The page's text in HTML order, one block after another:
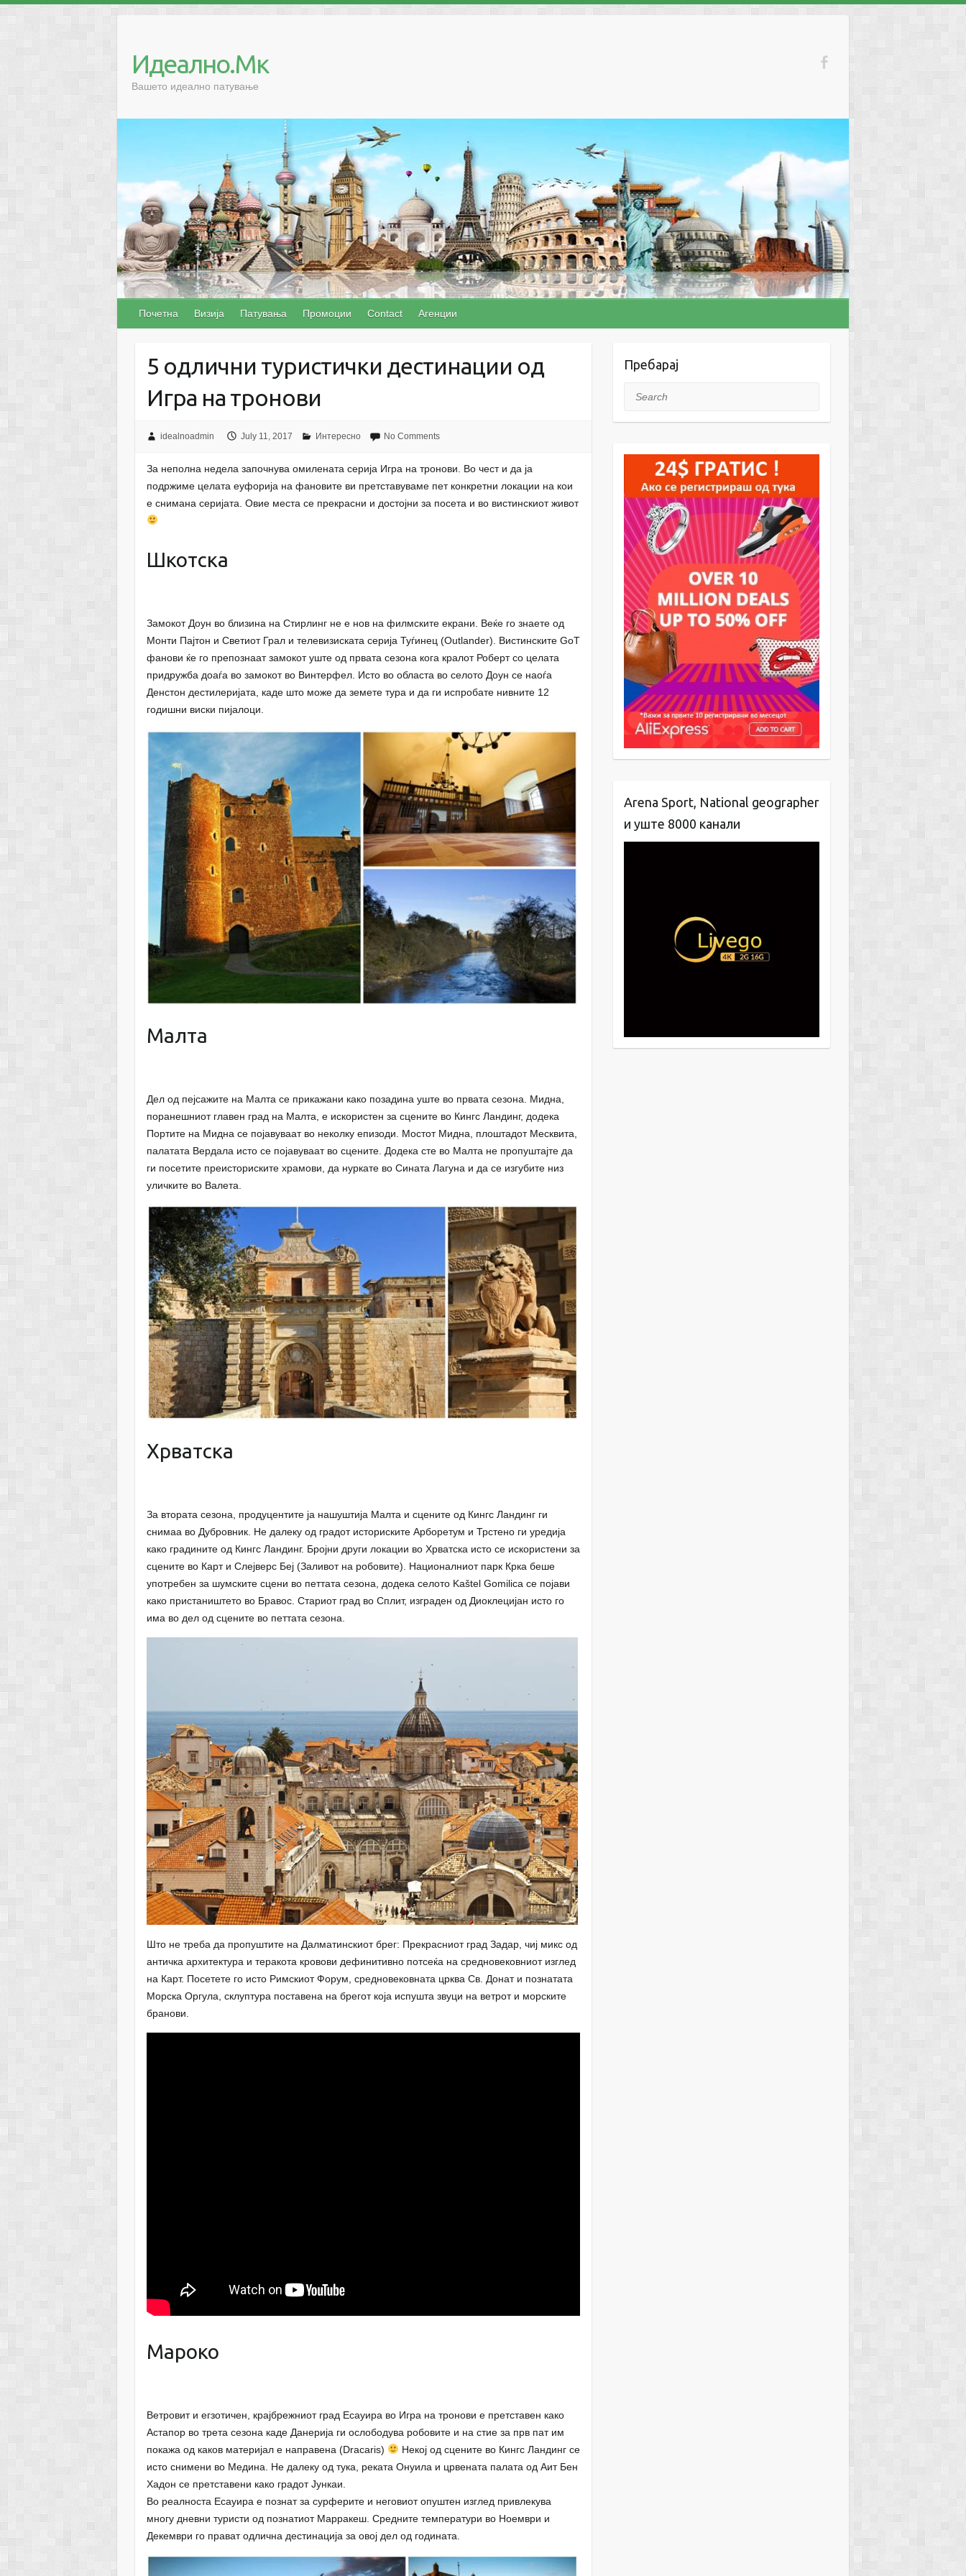
content
Идеално.Мк
Вашето идеално патување
Почетна Визија Патувања Промоции Contact Агенции
5 одлични туристички дестинации од
Игра на тронови
idealnoadmin July 11, 2017 Интересно No Comments
За неполна недела започнува омилената серија Игра на тронови. Во чест и да ја
подржиме целата еуфорија на фановите ви претставуваме пет конкретни локации на кои
е снимана серијата. Овие места се прекрасни и достојни за посета и во вистинскиот живот
Шкотска
Замокот Доун во близина на Стирлинг не е нов на филмските екрани. Веќе го знаете од
Монти Пајтон и Светиот Грал и телевизиската серија Туѓинец (Outlander). Вистинските GoT
фанови ќе го препознаат замокот уште од првата сезона кога кралот Роберт со целата
придружба доаѓа во замокот во Винтерфел. Исто во областа во селото Доун се наоѓа
Денстон дестилеријата, каде што може да земете тура и да ги испробате нивните 12
годишни виски пијалоци.
Малта
Дел од пејсажите на Малта се прикажани како позадина уште во првата сезона. Мидна,
поранешниот главен град на Малта, е искористен за сцените во Кингс Ландинг, додека
Портите на Мидна се појавуваат во неколку епизоди. Мостот Мидна, плоштадот Месквита,
палатата Вердала исто се појавуваат во сцените. Додека сте во Малта не пропуштајте да
ги посетите преисториските храмови, да нуркате во Сината Лагуна и да се изгубите низ
уличките во Валета.
Хрватска
За втората сезона, продуцентите ја нашуштија Малта и сцените од Кингс Ландинг ги
снимаа во Дубровник. Не далеку од градот историските Арборетум и Трстено ги уредија
како градините од Кингс Ландинг. Бројни други локации во Хрватска исто се искористени за
сцените во Карт и Слејверс Беј (Заливот на робовите). Националниот парк Крка беше
употребен за шумските сцени во петтата сезона, додека селото Kaštel Gomilica се појави
како пристаништето во Бравос. Стариот град во Сплит, изграден од Диоклецијан исто го
има во дел од сцените во петтата сезона.
Што не треба да пропуштите на Далматинскиот брег: Прекрасниот град Задар, чиј микс од
античка архитектура и теракота кровови дефинитивно потсеќа на средновековниот изглед
на Карт. Посетете го исто Римскиот Форум, средновековната црква Св. Донат и познатата
Морска Оргула, склуптура поставена на брегот која испушта звуци на ветрот и морските
бранови.
Мароко
Ветровит и егзотичен, крајбрежниот град Есауира во Игра на тронови е претставен како
Астапор во трета сезона каде Данерија ги ослободува робовите и на стие за прв пат им
покажа од каков материјал е направена (Dracaris)
Некој од сцените во Кингс Ландинг се
исто снимени во Медина. Не далеку од тука, реката Онуила и црвената палата од Аит Бен
Хадон се претставени како градот Јункаи.
Во реалноста Есауира е познат за сурферите и неговиот опуштен изглед привлекува
многу дневни туристи од познатиот Марракеш. Средните температури во Ноември и
Декември го прават одлична дестинација за овој дел од годината.
Пребарај
Search
Arena Sport, National geographer
и уште 8000 канали